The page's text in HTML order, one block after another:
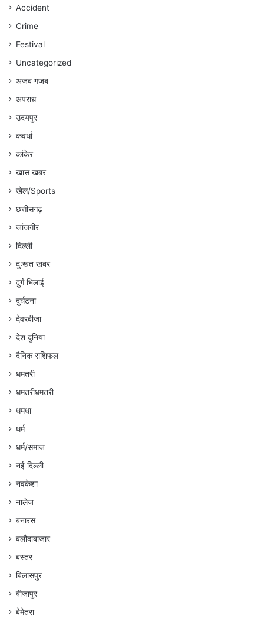
रहेगा
अंकित
गौरहा
Accident
Crime
Festival
Uncategorized
अजब गजब
अपराध
उदयपुर
कवर्धा
कांकेर
खास खबर
खेल/Sports
छत्तीसगढ़
जांजगीर
दिल्ली
दुःखत खबर
दुर्ग भिलाई
दुर्घटना
देवरबीजा
देश दुनिया
दैनिक राशिफल
धमतरी
धमतरीधमतरी
धमधा
धर्म
धर्म/समाज
नई दिल्ली
नवकेशा
नालेज
बनारस
बलौदाबाजार
बस्तर
बिलासपुर
बीजापुर
बेमेतरा